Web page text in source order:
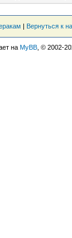
| Вернуться к
на MyBB, © 2002-